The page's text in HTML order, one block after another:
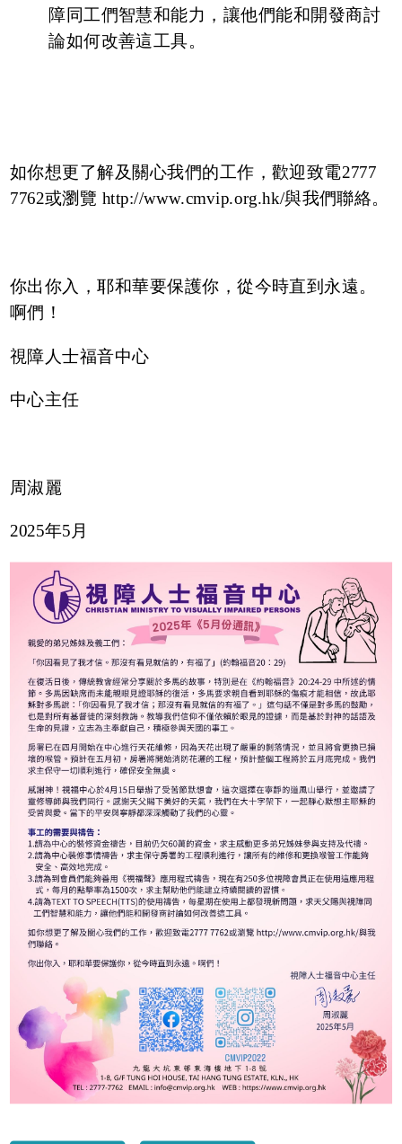
障同工們智慧和能力，讓他們能和開發商討
論如何改善這工具。
如你想更了解及關心我們的工作，歡迎致電2777
7762或瀏覽 http://www.cmvip.org.hk/與我們聯絡。
你出你入，耶和華要保護你，從今時直到永遠。
啊們！
視障人士福音中心
中心主任
周淑麗
2025年5月